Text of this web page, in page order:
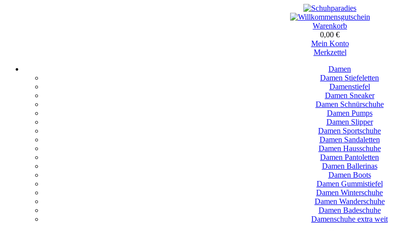
Warenkorb
0,00 €
Mein Konto
Merkzettel
Damen
Damen Stiefeletten
Damenstiefel
Damen Sneaker
Damen Schnürschuhe
Damen Pumps
Damen Slipper
Damen Sportschuhe
Damen Sandaletten
Damen Hausschuhe
Damen Pantoletten
Damen Ballerinas
Damen Boots
Damen Gummistiefel
Damen Winterschuhe
Damen Wanderschuhe
Damen Badeschuhe
Damenschuhe extra weit